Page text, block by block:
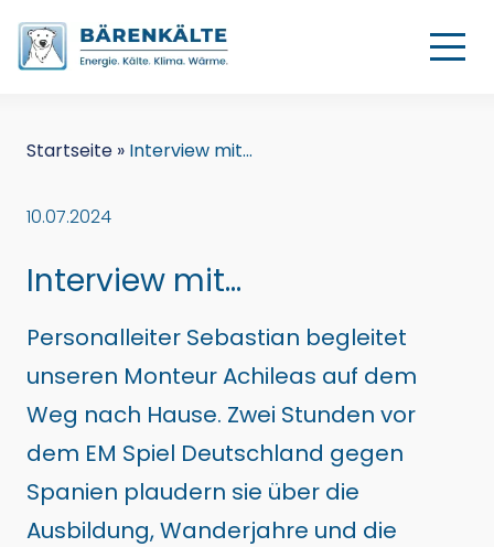
Startseite » Interview mit…
10.07.2024
Interview mit…
Personalleiter Sebastian begleitet
unseren Monteur Achileas auf dem
Weg nach Hause. Zwei Stunden vor
dem EM Spiel Deutschland gegen
Spanien plaudern sie über die
Ausbildung, Wanderjahre und die